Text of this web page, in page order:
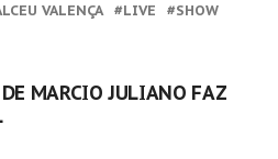
VALENÇA LIVE
SHOW
MARCIO JULIANO FAZ